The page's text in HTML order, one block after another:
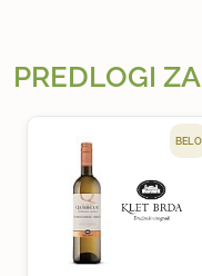
PREDLOGI
BELO